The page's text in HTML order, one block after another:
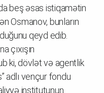
beş əsas istiqamətin
Osmanov, bunların
qeyd edib.
çıxışın
ki, dövlət və agentlik
adlı vençur fondu
institutunun